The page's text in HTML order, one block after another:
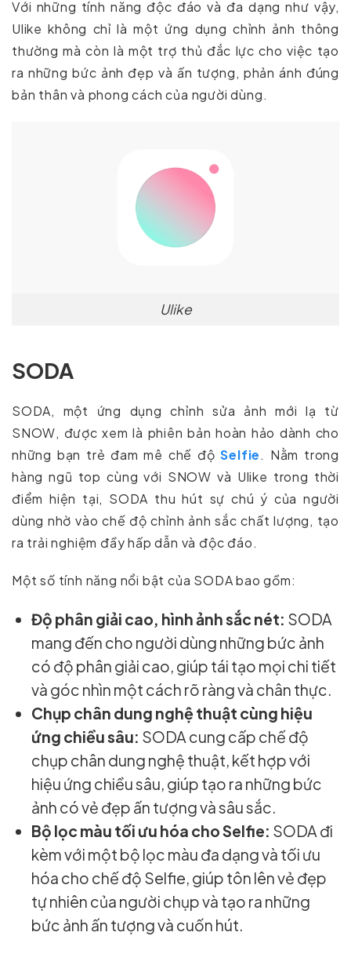
Với những tính năng độc đáo và đa dạng như vậy,
Ulike không chỉ là một ứng dụng chỉnh ảnh thông
thường mà còn là một trợ thủ đắc lực cho việc tạo
ra những bức ảnh đẹp và ấn tượng, phản ánh đúng
bản thân và phong cách của người dùng.
Ulike
SODA
SODA, một ứng dụng chỉnh sửa ảnh mới lạ từ
SNOW, được xem là phiên bản hoàn hảo dành cho
những bạn trẻ đam mê chế độSelfie. Nằm trong
hàng ngũ top cùng với SNOW và Ulike trong thời
điểm hiện tại, SODA thu hút sự chú ý của người
dùng nhờ vào chế độ chỉnh ảnh sắc chất lượng, tạo
ra trải nghiệm đầy hấp dẫn và độc đáo.
Một số tính năng nổi bật của SODA bao gồm:
Độ phân giải cao, hình ảnh sắc nét: SODA
mang đến cho người dùng những bức ảnh
có độ phân giải cao, giúp tái tạo mọi chi tiết
và góc nhìn một cách rõ ràng và chân thực.
Chụp chân dung nghệ thuật cùng hiệu
ứng chiều sâu: SODA cung cấp chế độ
chụp chân dung nghệ thuật, kết hợp với
hiệu ứng chiều sâu, giúp tạo ra những bức
ảnh có vẻ đẹp ấn tượng và sâu sắc.
Bộ lọc màu tối ưu hóa cho Selfie: SODA đi
kèm với một bộ lọc màu đa dạng và tối ưu
hóa cho chế độ Selfie, giúp tôn lên vẻ đẹp
tự nhiên của người chụp và tạo ra những
bức ảnh ấn tượng và cuốn hút.